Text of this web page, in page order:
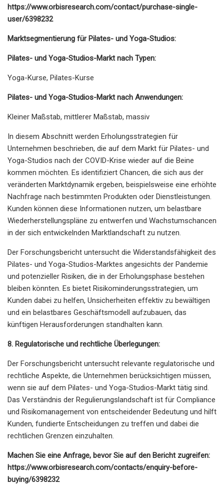
https://www.orbisresearch.com/contact/purchase-single-
user/6398232
Marktsegmentierung für Pilates- und Yoga-Studios:
Pilates- und Yoga-Studios-Markt nach Typen:
Yoga-Kurse, Pilates-Kurse
Pilates- und Yoga-Studios-Markt nach Anwendungen:
Kleiner Maßstab, mittlerer Maßstab, massiv
In diesem Abschnitt werden Erholungsstrategien für
Unternehmen beschrieben, die auf dem Markt für Pilates- und
Yoga-Studios nach der COVID-Krise wieder auf die Beine
kommen möchten. Es identifiziert Chancen, die sich aus der
veränderten Marktdynamik ergeben, beispielsweise eine erhöhte
Nachfrage nach bestimmten Produkten oder Dienstleistungen.
Kunden können diese Informationen nutzen, um belastbare
Wiederherstellungspläne zu entwerfen und Wachstumschancen
in der sich entwickelnden Marktlandschaft zu nutzen.
Der Forschungsbericht untersucht die Widerstandsfähigkeit des
Pilates- und Yoga-Studios-Marktes angesichts der Pandemie
und potenzieller Risiken, die in der Erholungsphase bestehen
bleiben könnten. Es bietet Risikominderungsstrategien, um
Kunden dabei zu helfen, Unsicherheiten effektiv zu bewältigen
und ein belastbares Geschäftsmodell aufzubauen, das
künftigen Herausforderungen standhalten kann.
8. Regulatorische und rechtliche Überlegungen:
Der Forschungsbericht untersucht relevante regulatorische und
rechtliche Aspekte, die Unternehmen berücksichtigen müssen,
wenn sie auf dem Pilates- und Yoga-Studios-Markt tätig sind.
Das Verständnis der Regulierungslandschaft ist für Compliance
und Risikomanagement von entscheidender Bedeutung und hilft
Kunden, fundierte Entscheidungen zu treffen und dabei die
rechtlichen Grenzen einzuhalten.
Machen Sie eine Anfrage, bevor Sie auf den Bericht zugreifen:
https://www.orbisresearch.com/contacts/enquiry-before-
buying/6398232